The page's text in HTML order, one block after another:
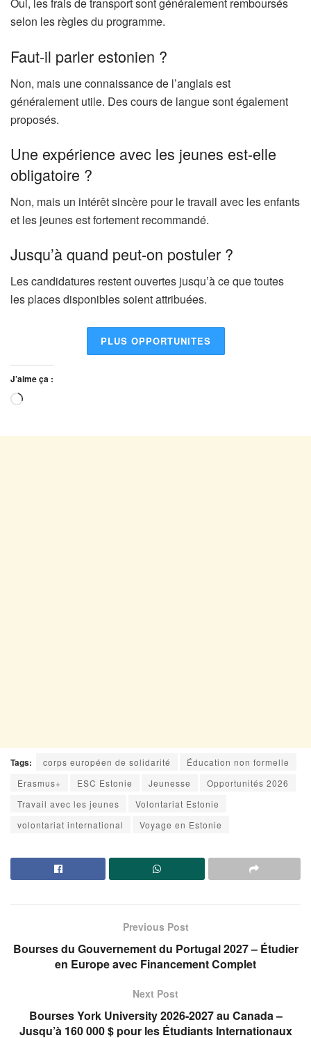
Oui, les frais de transport sont généralement remboursés
selon les règles du programme.
Faut-il parler estonien ?
Non, mais une connaissance de l’anglais est
généralement utile. Des cours de langue sont également
proposés.
Une expérience avec les jeunes est-elle
obligatoire ?
Non, mais un intérêt sincère pour le travail avec les enfants
et les jeunes est fortement recommandé.
Jusqu’à quand peut-on postuler ?
Les candidatures restent ouvertes jusqu’à ce que toutes
les places disponibles soient attribuées.
PLUS OPPORTUNITES
J’aime ça :
Tags: corps européen de solidarité
Éducation non formelle
Erasmus+
ESC Estonie Jeunesse
Opportunités 2026
Travail avec les jeunes
Volontariat Estonie
volontariat international
Voyage en Estonie
Previous Post
Bourses du Gouvernement du Portugal 2027 – Étudier
en Europe avec Financement Complet
Next Post
Bourses York University 2026-2027 au Canada –
Jusqu’à 160 000 $ pour les Étudiants Internationaux